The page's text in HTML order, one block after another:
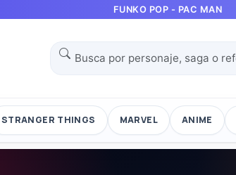
FUNKO POP - PAC MAN
STRANGER THINGS MARVEL ANIME